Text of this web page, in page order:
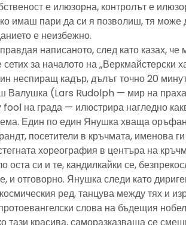
е илюзорна, контролът е
имаш пари да си я позволиш, тя може
е неизбежно.
написаното, след като казах, че
сетих за началото на „Веркмайстерски
неспиращ кадър, дълъг точно 20
Валушка (Lars Rudolph — мир на
на града — илюстрира нагледно
Един по един Янушка хваща
посетители в кръчмата, именова
хореография в центъра на
оста си и те, кандилкайки се,
и отговорно. Янушка следи като
ред, танцува между тях и
слова на бъдещия